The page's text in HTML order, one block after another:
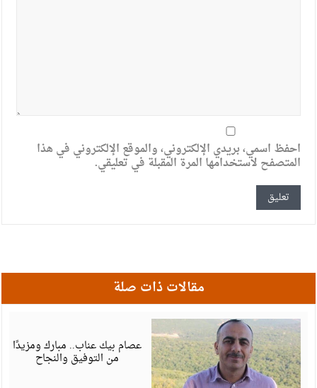
احفظ اسمي، بريدي الإلكتروني، والموقع الإلكتروني في هذا
المتصفح لاستخدامها المرة المقبلة في تعليقي.
مقالات ذات صلة
عصام بيك عناب.. مبارك ومزيدًا
من التوفيق والنجاح